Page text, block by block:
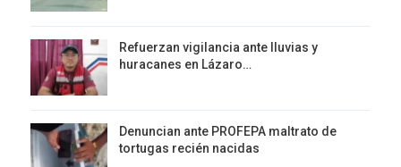
Refuerzan vigilancia ante lluvias y
huracanes en Lázaro…
Denuncian ante PROFEPA maltrato de
tortugas recién nacidas